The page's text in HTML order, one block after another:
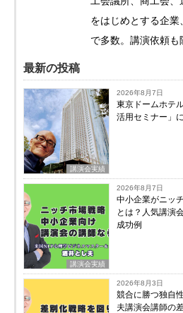
をはじめとする企
で多数。講演依頼も
最新の投稿
講演会実績
2026年8月7日
東京ドームホテ
活用セミナー」
講演会実績
2026年8月7日
中小企業がニッ
とは？人気講演
成功例
2026年8月3日
競合に勝つ独自
夫講演会講師の